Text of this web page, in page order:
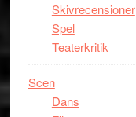
Skivrecensioner
Spel
Teaterkritik
Scen
Dans